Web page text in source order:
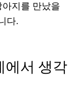
지를 만났을
다.
에서 생각